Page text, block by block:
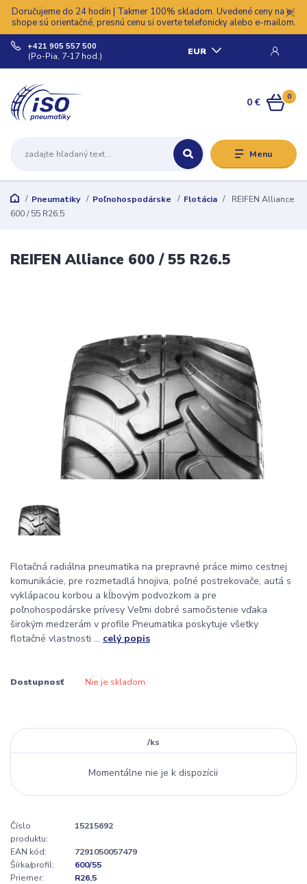
Doručujeme do 24 hodín | Takmer 100% skladom. Uvedené ceny na e-
shope sú orientačné, presnú cenu si overte telefonicky alebo e-mailom.
Menu
EUR
+421 905 557 500
(Po-Pia, 7-17 hod.)
0
0 €
Pneumatiky Poľnohospodárske Flotácia
REIFEN Alliance
600 / 55 R26.5
REIFEN Alliance 600 / 55 R26.5
Flotačná radiálna pneumatika na prepravné práce mimo cestnej
komunikácie, pre rozmetadlá hnojiva, poľné postrekovače, autá s
vyklápacou korbou a kĺbovým podvozkom a pre
poľnohospodárske prívesy Veľmi dobré samočistenie vďaka
širokým medzerám v profile Pneumatika poskytuje všetky
flotačné vlastnosti ... celý popis
Dostupnosť Nie je skladom
/ks
Momentálne nie je k dispozícii
Číslo
produktu:
15215692
EAN kód:
7291050057479
Šírka/profil:
600/55
Priemer:
R26,5